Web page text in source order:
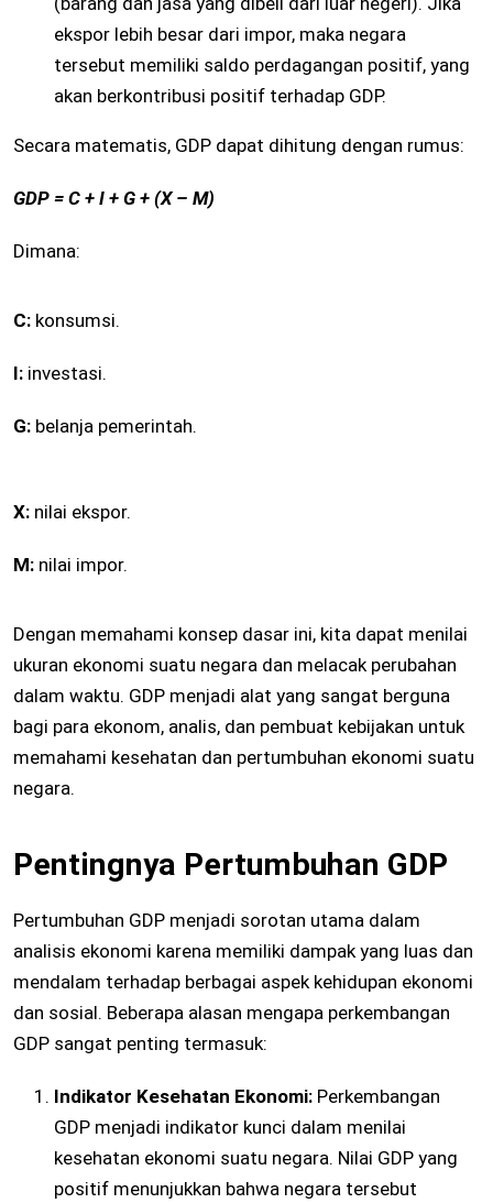
ekspor lebih besar dari impor, maka negara
tersebut memiliki saldo perdagangan positif, yang
akan berkontribusi positif terhadap GDP.
Secara matematis, GDP dapat dihitung dengan rumus:
GDP = C + I + G + (X – M)
Dimana:
C: konsumsi.
I: investasi.
G: belanja pemerintah.
X: nilai ekspor.
M: nilai impor.
Dengan memahami konsep dasar ini, kita dapat menilai
ukuran ekonomi suatu negara dan melacak perubahan
dalam waktu. GDP menjadi alat yang sangat berguna
bagi para ekonom, analis, dan pembuat kebijakan untuk
memahami kesehatan dan pertumbuhan ekonomi suatu
negara.
Pentingnya Pertumbuhan GDP
Pertumbuhan GDP menjadi sorotan utama dalam
analisis ekonomi karena memiliki dampak yang luas dan
mendalam terhadap berbagai aspek kehidupan ekonomi
dan sosial. Beberapa alasan mengapa perkembangan
GDP sangat penting termasuk:
Indikator Kesehatan Ekonomi: Perkembangan
GDP menjadi indikator kunci dalam menilai
kesehatan ekonomi suatu negara. Nilai GDP yang
positif menunjukkan bahwa negara tersebut